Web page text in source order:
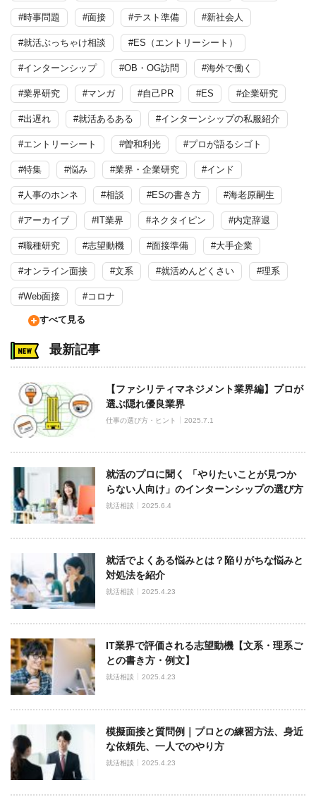
#時事問題 #面接 #テスト準備 #新社会人
#就活ぶっちゃけ相談 #ES（エントリーシート）
#インターンシップ #OB・OG訪問 #海外で働く
#業界研究 #マンガ #自己PR #ES #企業研究
#出遅れ #就活あるある #インターンシップの私服紹介
#エントリーシート #曽和利光 #プロが語るシゴト
#特集 #悩み #業界・企業研究 #インド
#人事のホンネ #相談 #ESの書き方 #海老原嗣生
#アーカイブ #IT業界 #ネクタイピン #内定辞退
#職種研究 #志望動機 #面接準備 #大手企業
#オンライン面接 #文系 #就活めんどくさい #理系
#Web面接 #コロナ
すべて見る
最新記事
【ファシリティマネジメント業界編】プロが
選ぶ隠れ優良業界
仕事の選び方・ヒント 2025.7.1
就活のプロに聞く 「やりたいことが見つか
らない人向け」のインターンシップの選び方
就活相談 2025.6.4
就活でよくある悩みとは？陥りがちな悩みと
対処法を紹介
就活相談 2025.4.23
IT業界で評価される志望動機【文系・理系ご
との書き方・例文】
就活相談 2025.4.23
模擬面接と質問例｜プロとの練習方法、身近
な依頼先、一人でのやり方
就活相談 2025.4.23